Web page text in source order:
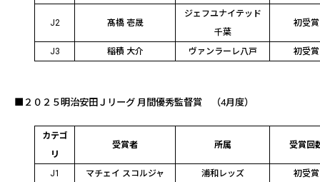
J2 髙橋 壱晟
ジェフユナイテッド
千葉
初受賞
J3 稲積 大介 ヴァンラーレ八戸 初受賞
■２０２５明治安田Ｊリーグ 月間優秀監督賞 （4月度）
カテゴ
リ
受賞者 所属 受賞回
J1 マチェイ スコルジャ 浦和レッズ
初受賞